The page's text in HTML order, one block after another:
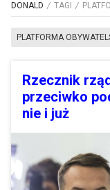
DONALD TAGI
PLATFORMA
Rzecznik
przeciwko
nie i już